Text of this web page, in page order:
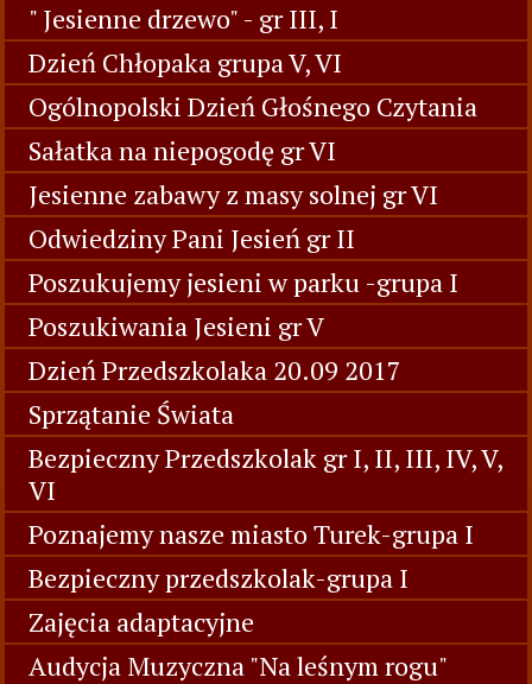
" Jesienne drzewo" - gr III, I
Dzień Chłopaka grupa V, VI
Ogólnopolski Dzień Głośnego Czytania
Sałatka na niepogodę gr VI
Jesienne zabawy z masy solnej gr VI
Odwiedziny Pani Jesień gr II
Poszukujemy jesieni w parku -grupa I
Poszukiwania Jesieni gr V
Dzień Przedszkolaka 20.09 2017
Sprzątanie Świata
Bezpieczny Przedszkolak gr I, II, III, IV, V,
VI
Poznajemy nasze miasto Turek-grupa I
Bezpieczny przedszkolak-grupa I
Zajęcia adaptacyjne
Audycja Muzyczna "Na leśnym rogu"